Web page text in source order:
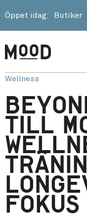
Öppet idag: Butiker
Wellness
till
fokus